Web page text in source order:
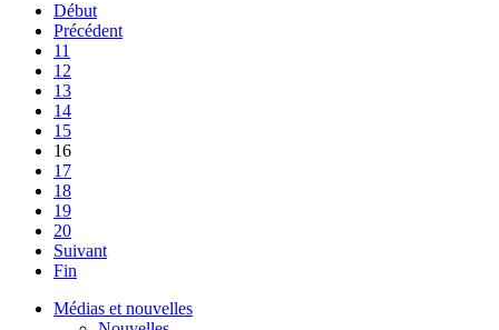
Début
Précédent
11
12
13
14
15
16
17
18
19
20
Suivant
Fin
Médias et nouvelles